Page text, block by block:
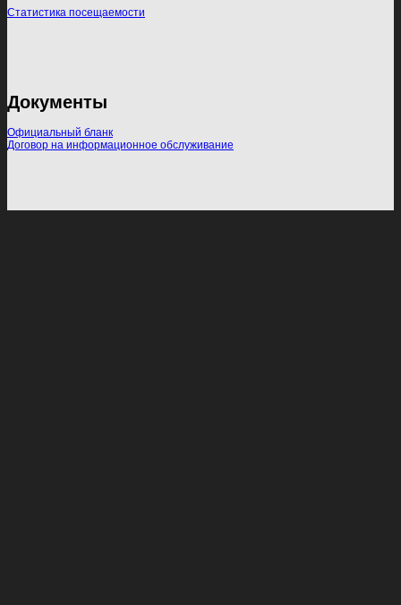
Статистика посещаемости
Документы
Официальный бланк
Договор на информационное обслуживание